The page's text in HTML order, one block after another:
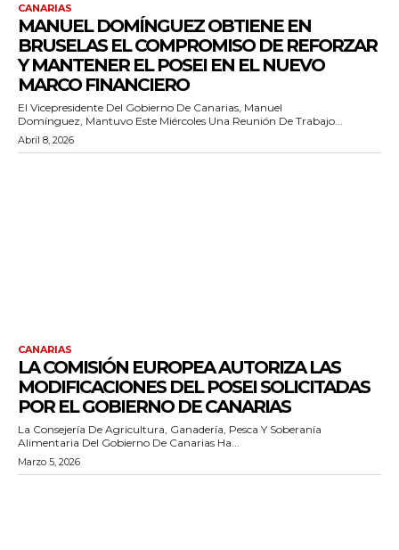
CANARIAS
MANUEL DOMÍNGUEZ OBTIENE EN
BRUSELAS EL COMPROMISO DE REFORZAR
Y MANTENER EL POSEI EN EL NUEVO
MARCO FINANCIERO
El Vicepresidente Del Gobierno De Canarias, Manuel
Domínguez, Mantuvo Este Miércoles Una Reunión De Trabajo...
Abril 8, 2026
CANARIAS
LA COMISIÓN EUROPEA AUTORIZA LAS
MODIFICACIONES DEL POSEI SOLICITADAS
POR EL GOBIERNO DE CANARIAS
La Consejería De Agricultura, Ganadería, Pesca Y Soberanía
Alimentaria Del Gobierno De Canarias Ha...
Marzo 5, 2026